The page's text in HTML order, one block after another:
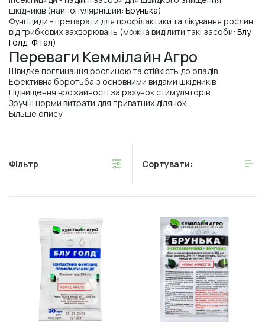
шкідників (найпопулярніший: Брунька)
Фунгіциди - препарати для профілактики та лікування рослин
від грибкових захворювань (можна виділити такі засоби: Блу
Голд, Фітал)
Переваги Кеммілайн Агро
Швидке поглинання рослиною та стійкість до опадів
Ефективна боротьба з основними видами шкідників
Підвищення врожайності за рахунок стимуляторів
Зручні норми витрати для приватних ділянок
Більше опису
Фільтр Сортувати: